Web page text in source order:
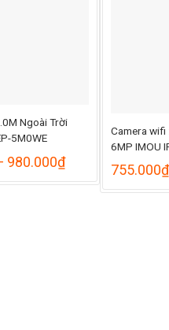
Ngoài Trời
5M0WE
980.000₫Khoảng
giá:
từ
Camera wifi
6MP IMOU
755.000₫